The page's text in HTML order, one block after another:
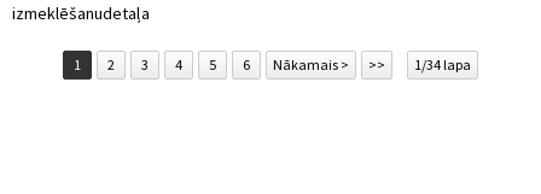
izmeklēšanudetaļa
1 2 3 4 5 6 Nākamais > >> 1/34 lapa